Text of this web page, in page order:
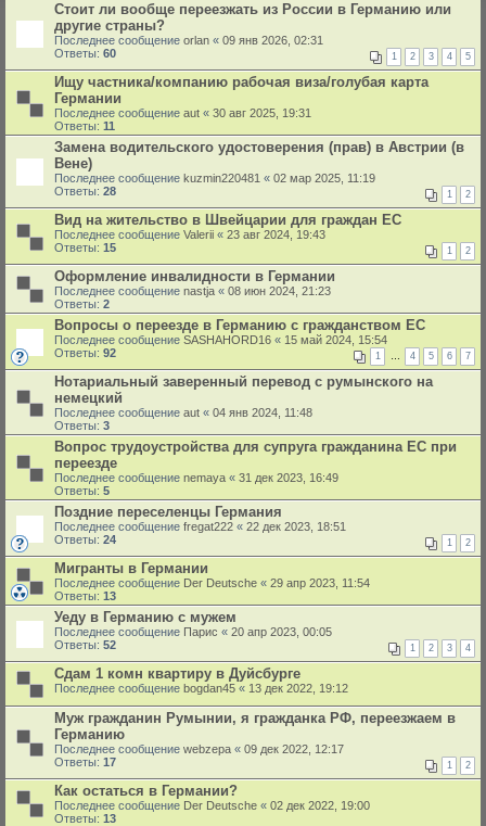
Стоит ли вообще переезжать из России в Германию или
другие страны?
Последнее сообщение orlan « 09 янв 2026, 02:31
Ответы: 60 1 2 3 4 5
Ищу частника/компанию рабочая виза/голубая карта
Германии
Последнее сообщение aut « 30 авг 2025, 19:31
Ответы: 11
Замена водительского удостоверения (прав) в Австрии (в
Вене)
Последнее сообщение kuzmin220481 « 02 мар 2025, 11:19
Ответы: 28 1 2
Вид на жительство в Швейцарии для граждан ЕС
Последнее сообщение Valerii « 23 авг 2024, 19:43
Ответы: 15 1 2
Оформление инвалидности в Германии
Последнее сообщение nastja « 08 июн 2024, 21:23
Ответы: 2
Вопросы о переезде в Германию с гражданством ЕС
Последнее сообщение SASHAHORD16 « 15 май 2024, 15:54
Ответы: 92 1 … 4 5 6 7
Нотариальный заверенный перевод с румынского на
немецкий
Последнее сообщение aut « 04 янв 2024, 11:48
Ответы: 3
Вопрос трудоустройства для супруга гражданина ЕС при
переезде
Последнее сообщение nemaya « 31 дек 2023, 16:49
Ответы: 5
Поздние переселенцы Германия
Последнее сообщение fregat222 « 22 дек 2023, 18:51
Ответы: 24 1 2
Мигранты в Германии
Последнее сообщение Der Deutsche « 29 апр 2023, 11:54
Ответы: 13
Уеду в Германию с мужем
Последнее сообщение Парис « 20 апр 2023, 00:05
Ответы: 52 1 2 3 4
Сдам 1 комн квартиру в Дуйсбурге
Последнее сообщение bogdan45 « 13 дек 2022, 19:12
Муж гражданин Румынии, я гражданка РФ, переезжаем в
Германию
Последнее сообщение webzepa « 09 дек 2022, 12:17
Ответы: 17 1 2
Как остаться в Германии?
Последнее сообщение Der Deutsche « 02 дек 2022, 19:00
Ответы: 13